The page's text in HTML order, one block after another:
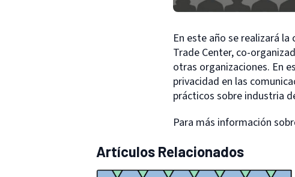
En este año se realizará
Trade Center, co-
otras organizaciones. En
privacidad en las
prácticos sobre industria
Para más información
Artículos Relacionados